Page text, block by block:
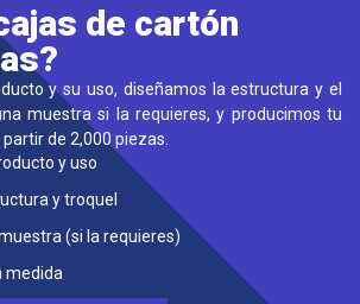
de cartón
y su uso, diseñamos la estructura y el
muestra si la requieres, y producimos tu
de 2,000 piezas.
y uso
y troquel
(si la requieres)
medida